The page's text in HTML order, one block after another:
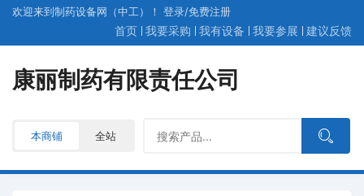
欢迎来到制药设备网（中工）！ 登录/免费注册
首页 我要采购 我有设备 我要参展 建议反馈
康丽制药有限责任公司
本商铺 全站